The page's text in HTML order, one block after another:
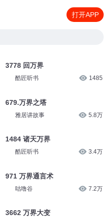
打开APP
3778 回万界
酷匠听书 1485
679.万界之塔
雅居讲故事 5.8万
1484 诸天万界
酷匠听书 3.4万
971 万界通言术
咕噜谷 7.2万
3662 万界大变